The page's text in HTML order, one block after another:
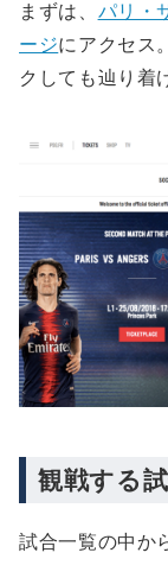
まずは、 パリ・
ージにアクセス
クしても辿り着
観戦する
試合一覧の中か